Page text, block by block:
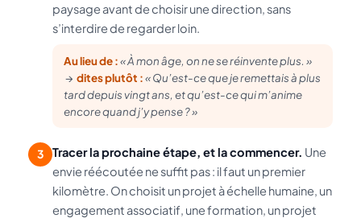
paysage avant de choisir une direction, sans
s’interdire de regarder loin.
Au lieu de :« À mon âge, on ne se réinvente plus. »
→ dites plutôt :« Qu’est-ce que je remettais à plus
tard depuis vingt ans, et qu’est-ce qui m’anime
encore quand j’y pense ? »
3 Tracer la prochaine étape, et la commencer. Une
envie réécoutée ne suffit pas : il faut un premier
kilomètre. On choisit un projet à échelle humaine, un
engagement associatif, une formation, un projet